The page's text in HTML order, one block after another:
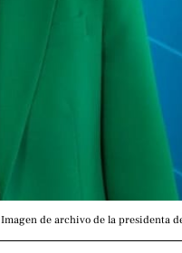
Imagen de archivo de la presidenta